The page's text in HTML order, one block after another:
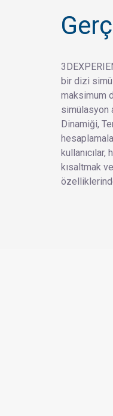
bir dizi
maksimum
simülasyon
Dinamiği,
kısaltmak